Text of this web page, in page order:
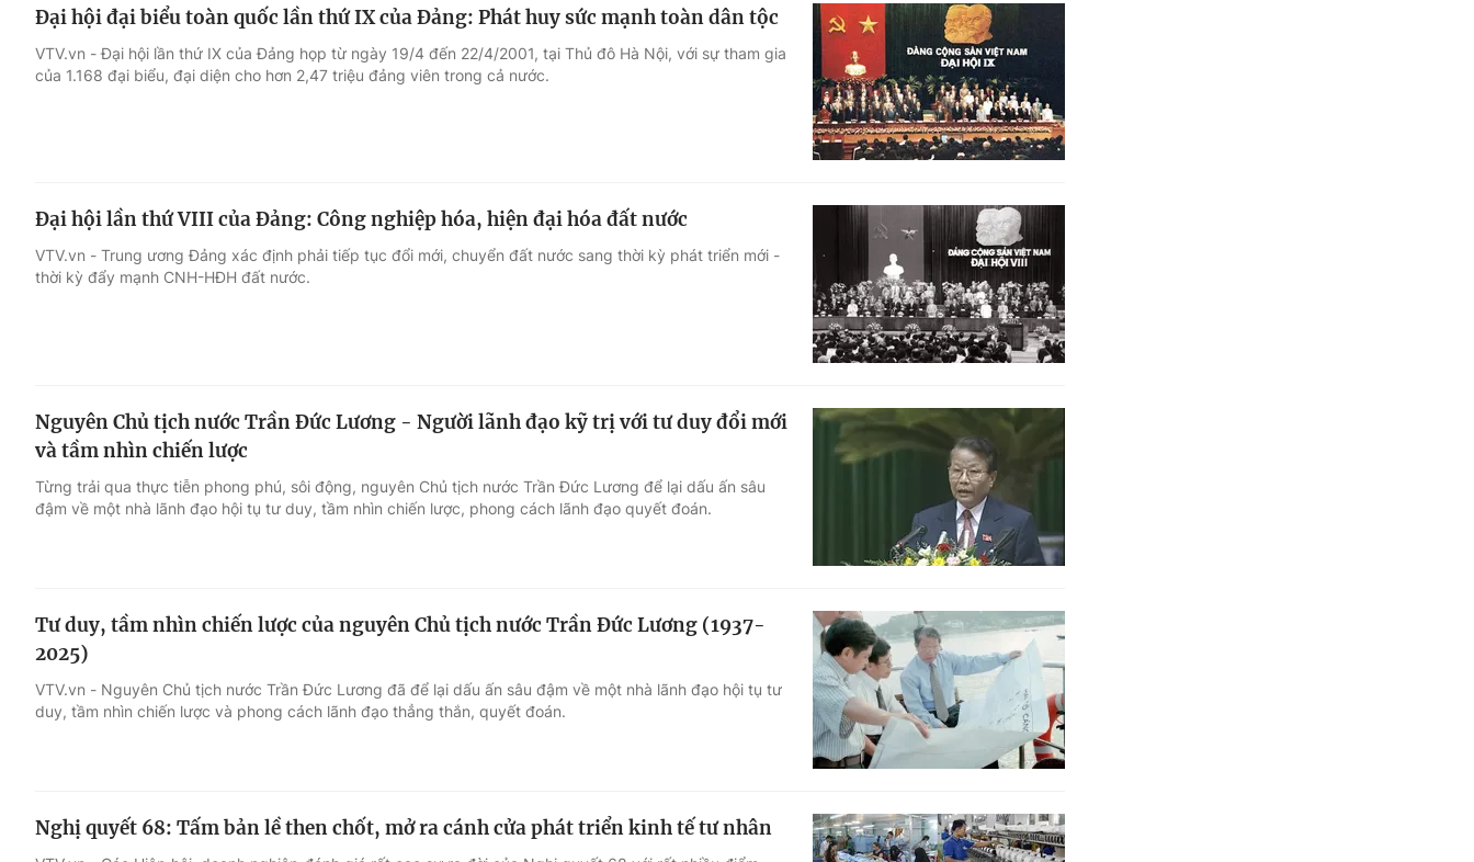
Đại hội đại biểu toàn quốc lần thứ IX của Đảng: Phát huy sức mạnh toàn dân tộc
VTV.vn - Ðại hội lần thứ IX của Ðảng họp từ ngày 19/4 đến 22/4/2001, tại Thủ đô Hà Nội, với sự tham gia
của 1.168 đại biểu, đại diện cho hơn 2,47 triệu đảng viên trong cả nước.
Đại hội lần thứ VIII của Ðảng: Công nghiệp hóa, hiện đại hóa đất nước
VTV.vn - Trung ương Đảng xác định phải tiếp tục đổi mới, chuyển đất nước sang thời kỳ phát triển mới -
thời kỳ đẩy mạnh CNH-HĐH đất nước.
Nguyên Chủ tịch nước Trần Đức Lương - Người lãnh đạo kỹ trị với tư duy đổi mới
và tầm nhìn chiến lược
Từng trải qua thực tiễn phong phú, sôi động, nguyên Chủ tịch nước Trần Đức Lương để lại dấu ấn sâu
đậm về một nhà lãnh đạo hội tụ tư duy, tầm nhìn chiến lược, phong cách lãnh đạo quyết đoán.
Tư duy, tầm nhìn chiến lược của nguyên Chủ tịch nước Trần Đức Lương (1937-
2025)
VTV.vn - Nguyên Chủ tịch nước Trần Đức Lương đã để lại dấu ấn sâu đậm về một nhà lãnh đạo hội tụ tư
duy, tầm nhìn chiến lược và phong cách lãnh đạo thẳng thắn, quyết đoán.
Nghị quyết 68: Tấm bản lề then chốt, mở ra cánh cửa phát triển kinh tế tư nhân